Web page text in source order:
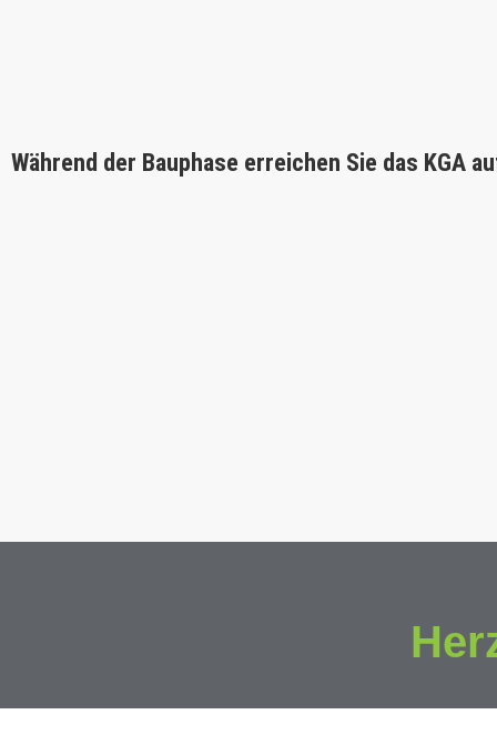
Während der Bauphase erreichen Sie das KGA